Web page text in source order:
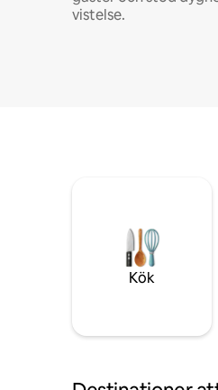
vistelse.
Kök